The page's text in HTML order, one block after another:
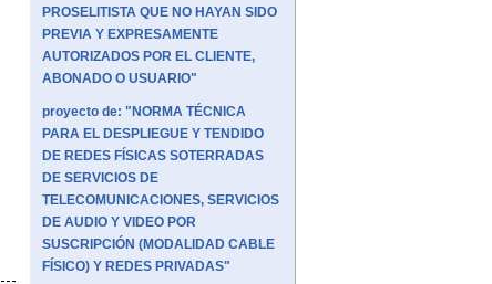
PROSELITISTA QUE NO HAYAN SIDO
PREVIA Y EXPRESAMENTE
AUTORIZADOS POR EL CLIENTE,
ABONADO O USUARIO"
proyecto de: "NORMA TÉCNICA
PARA EL DESPLIEGUE Y TENDIDO
DE REDES FÍSICAS SOTERRADAS
DE SERVICIOS DE
TELECOMUNICACIONES, SERVICIOS
DE AUDIO Y VIDEO POR
SUSCRIPCIÓN (MODALIDAD CABLE
FÍSICO) Y REDES PRIVADAS"